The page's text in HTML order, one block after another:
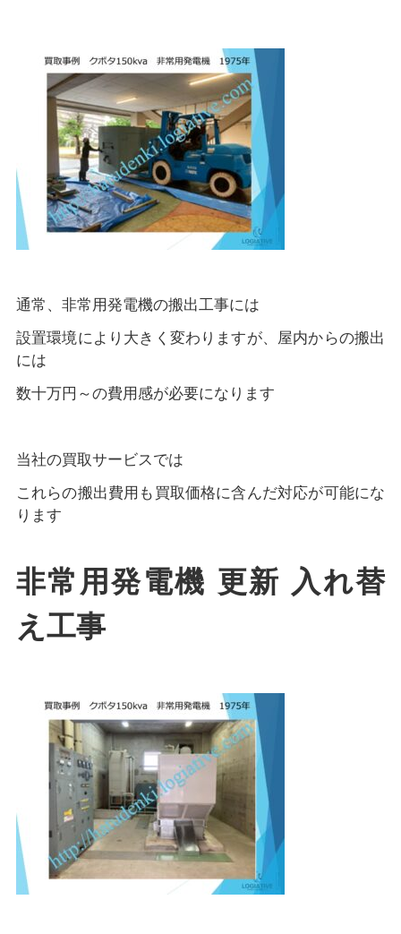
通常、非常用発電機の搬出工事には
設置環境により大きく変わりますが、屋内からの搬出
には
数十万円～の費用感が必要になります
当社の買取サービスでは
これらの搬出費用も買取価格に含んだ対応が可能にな
ります
非常用発電機 更新 入れ替
え工事